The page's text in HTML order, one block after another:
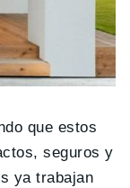
que estos
seguros y
ya trabajan